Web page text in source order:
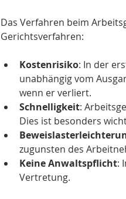
Das Verfahren beim
Gerichtsverfahren:
Kostenrisiko: In der
unabhängig vom
wenn er verliert.
Schnelligkeit:
Dies ist besonders
zugunsten des
Keine Anwaltspflicht:
Vertretung.